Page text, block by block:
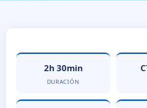
2h 30min
DURACIÓN